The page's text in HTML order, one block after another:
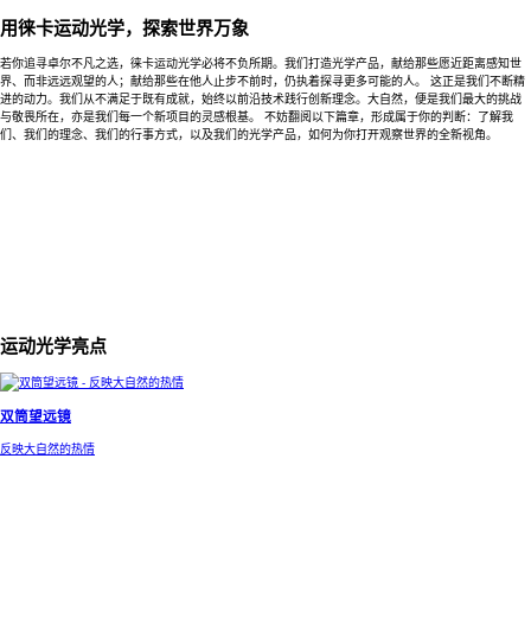
用徕卡运动光学，探索世界万象
若你追寻卓尔不凡之选，徕卡运动光学必将不负所期。我们打造光学产品，献给那些愿近距离感知世
界、而非远远观望的人；献给那些在他人止步不前时，仍执着探寻更多可能的人。 这正是我们不断精
进的动力。我们从不满足于既有成就，始终以前沿技术践行创新理念。大自然，便是我们最大的挑战
与敬畏所在，亦是我们每一个新项目的灵感根基。 不妨翻阅以下篇章，形成属于你的判断：了解我
们、我们的理念、我们的行事方式，以及我们的光学产品，如何为你打开观察世界的全新视角。
运动光学亮点
双筒望远镜
反映大自然的热情